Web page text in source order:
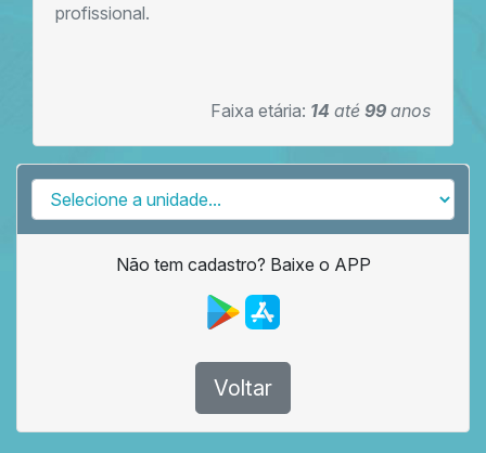
profissional.
Faixa etária: 14 até 99 anos
Não tem cadastro? Baixe o APP
Voltar